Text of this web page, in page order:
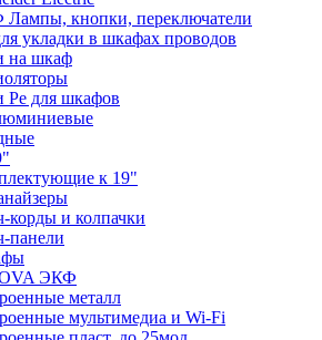
кнопки, переключатели
укладки в шкафах проводов
на шкаф
для шкафов
к 19"
корды и колпачки
панели
ЭКФ
металл
мультимедиа и Wi-Fi